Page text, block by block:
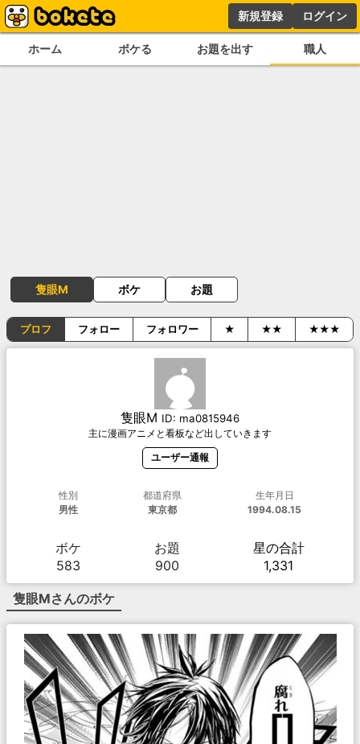
新規登録 ログイン
ホーム ボケる お題を出す 職人
隻眼M ボケ お題
プロフ フォロー フォロワー ★ ★★ ★★★
隻眼M ID: ma0815946
主に漫画アニメと看板など出していきます
ユーザー通報
性別
男性
都道府県
東京都
生年月日
1994.08.15
ボケ
583
お題
900
星の合計
1,331
隻眼Mさんのボケ